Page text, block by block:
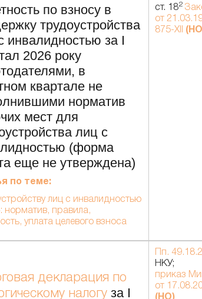
по взносу в
трудоустройства
инвалидностью за І
2026 року
в
квартале не
норматив
мест для
лиц с
(форма
еще не утверждена)
по теме:
лиц с инвалидностью
норматив, правила,
уплата целевого взноса
ст. 182
от
875-XII
декларация по
налогу за I
Пп. 49.18.2
НКУ;
приказ
от
(НО)